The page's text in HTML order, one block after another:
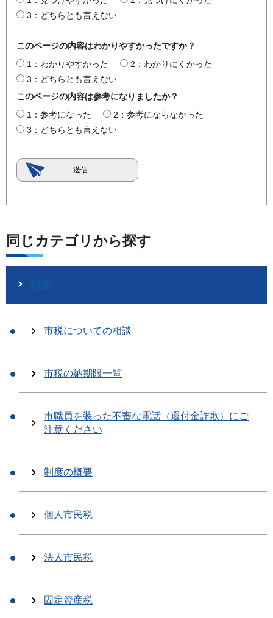
3：どちらとも言えない
このページの内容はわかりやすかったですか？
1：わかりやすかった
2：わかりにくかった
3：どちらとも言えない
このページの内容は参考になりましたか？
1：参考になった
2：参考にならなかった
3：どちらとも言えない
同じカテゴリから探す
市税についての相談
市税の納期限一覧
市職員を装った不審な電話（還付金詐欺）にご
注意ください
制度の概要
個人市民税
法人市民税
固定資産税